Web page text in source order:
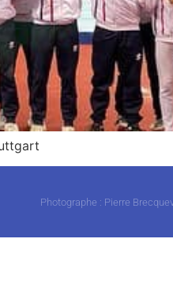
Photographe : Pierre